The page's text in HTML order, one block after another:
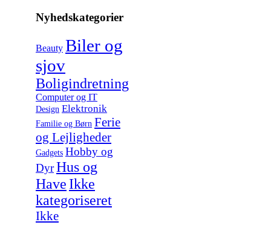
Nyhedskategorier
Beauty Biler og
sjov
Boligindretning
Computer og IT
Design Elektronik
Familie og Børn Ferie
og Lejligheder
Gadgets Hobby og
DyrHus og
Have Ikke
kategoriseret
Ikke